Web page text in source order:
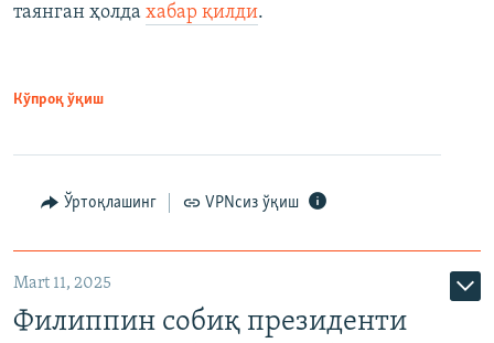
таянган ҳолда хабар қилди.
Кўпроқ ўқиш
Ўртоқлашинг VPNсиз ўқиш
Mart 11, 2025
Филиппин собиқ президенти